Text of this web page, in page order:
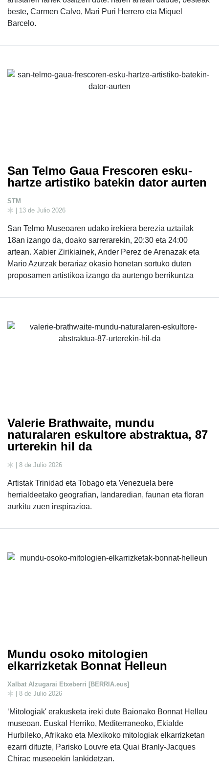
beste, Carmen Calvo, Mari Puri Herrero eta Miquel
Barcelo.
San Telmo Gaua Frescoren esku-
hartze artistiko batekin dator aurten
STM
| 13 de Julio 2026
San Telmo Museoaren udako irekiera berezia uztailak
18an izango da, doako sarrerarekin, 20:30 eta 24:00
artean. Xabier Zirikiainek, Ander Perez de Arenazak eta
Mario Azurzak berariaz okasio honetan sortuko duten
proposamen artistikoa izango da aurtengo berrikuntza
Valerie Brathwaite, mundu
naturalaren eskultore abstraktua, 87
urterekin hil da
| 8 de Julio 2026
Artistak Trinidad eta Tobago eta Venezuela bere
herrialdeetako geografian, landaredian, faunan eta floran
aurkitu zuen inspirazioa.
Mundu osoko mitologien
elkarrizketak Bonnat Helleun
Xalbat Alzugarai Etxeberri [BERRIA.eus]
| 8 de Julio 2026
‘Mitologiak' erakusketa ireki dute Baionako Bonnat Helleu
museoan. Euskal Herriko, Mediterraneoko, Ekialde
Hurbileko, Afrikako eta Mexikoko mitologiak elkarrizketan
ezarri dituzte, Parisko Louvre eta Quai Branly-Jacques
Chirac museoekin lankidetzan.